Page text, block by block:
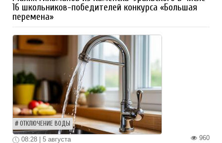
16 школьников-победителей конкурса «Большая
перемена»
ОТКЛЮЧЕНИЕ ВОДЫ
960
08:28 | 5 августа